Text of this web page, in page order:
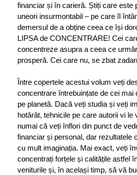
financiar și în carieră. Știți care este
uneori insurmontabil – pe care îl
demersul de a obține ceea ce își
LIPSA de CONCENTRARE! Cei
concentreze asupra a ceea ce
prosperă. Cei care nu, se zbat
Între copertele acestui volum veți
concentrare întrebuințate de cei mai
pe planetă. Dacă veți studia și veți
hotărât, tehnicile pe care autorii vi le
numai că veți înflori din punct de
financiar și personal, dar rezultatele
cu mult imaginația. Mai exact, veți
concentrați forțele și calitățile astfel
veniturile și, în același timp, să vă